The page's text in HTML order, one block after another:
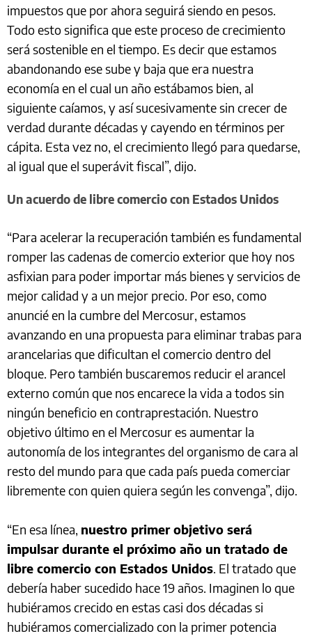
impuestos que por ahora seguirá siendo en pesos.
Todo esto significa que este proceso de crecimiento
será sostenible en el tiempo. Es decir que estamos
abandonando ese sube y baja que era nuestra
economía en el cual un año estábamos bien, al
siguiente caíamos, y así sucesivamente sin crecer de
verdad durante décadas y cayendo en términos per
cápita. Esta vez no, el crecimiento llegó para quedarse,
al igual que el superávit fiscal”, dijo.
Un acuerdo de libre comercio con Estados Unidos
“Para acelerar la recuperación también es fundamental
romper las cadenas de comercio exterior que hoy nos
asfixian para poder importar más bienes y servicios de
mejor calidad y a un mejor precio. Por eso, como
anuncié en la cumbre del Mercosur, estamos
avanzando en una propuesta para eliminar trabas para
arancelarias que dificultan el comercio dentro del
bloque. Pero también buscaremos reducir el arancel
externo común que nos encarece la vida a todos sin
ningún beneficio en contraprestación. Nuestro
objetivo último en el Mercosur es aumentar la
autonomía de los integrantes del organismo de cara al
resto del mundo para que cada país pueda comerciar
libremente con quien quiera según les convenga”, dijo.
“En esa línea, nuestro primer objetivo será
impulsar durante el próximo año un tratado de
libre comercio con Estados Unidos. El tratado que
debería haber sucedido hace 19 años. Imaginen lo que
hubiéramos crecido en estas casi dos décadas si
hubiéramos comercializado con la primer potencia